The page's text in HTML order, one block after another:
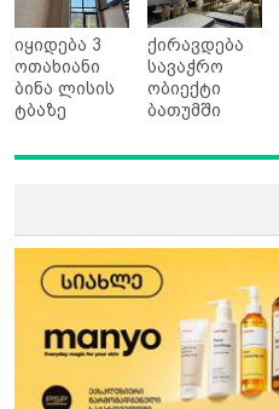
იყიდება 3
ოთახიანი
ბინა ლისის
ტბაზე
ქირავდება
სავაჭრო
ობიექტი
ბათუმში